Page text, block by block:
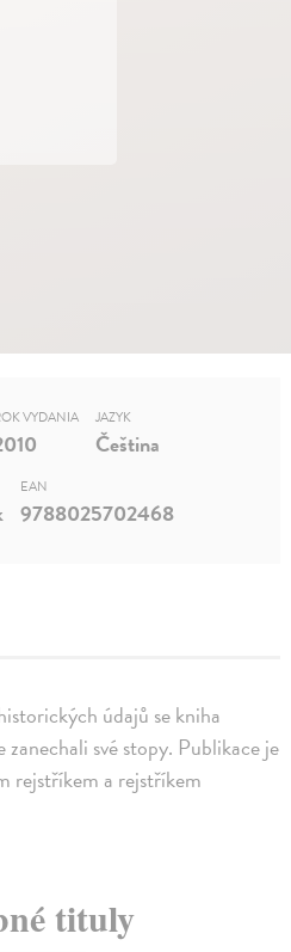
údajů se kniha
své stopy. Publikace je
rejstříkem a rejstříkem
VYDANIA JAZYK
Čeština
EAN
9788025702468
tituly